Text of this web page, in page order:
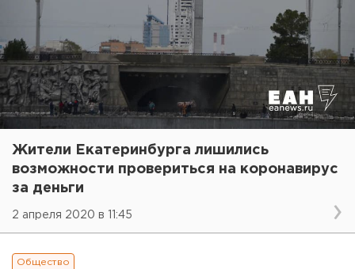
Жители Екатеринбурга лишились
возможности провериться на коронавирус
за деньги
2 апреля 2020 в 11:45
Общество